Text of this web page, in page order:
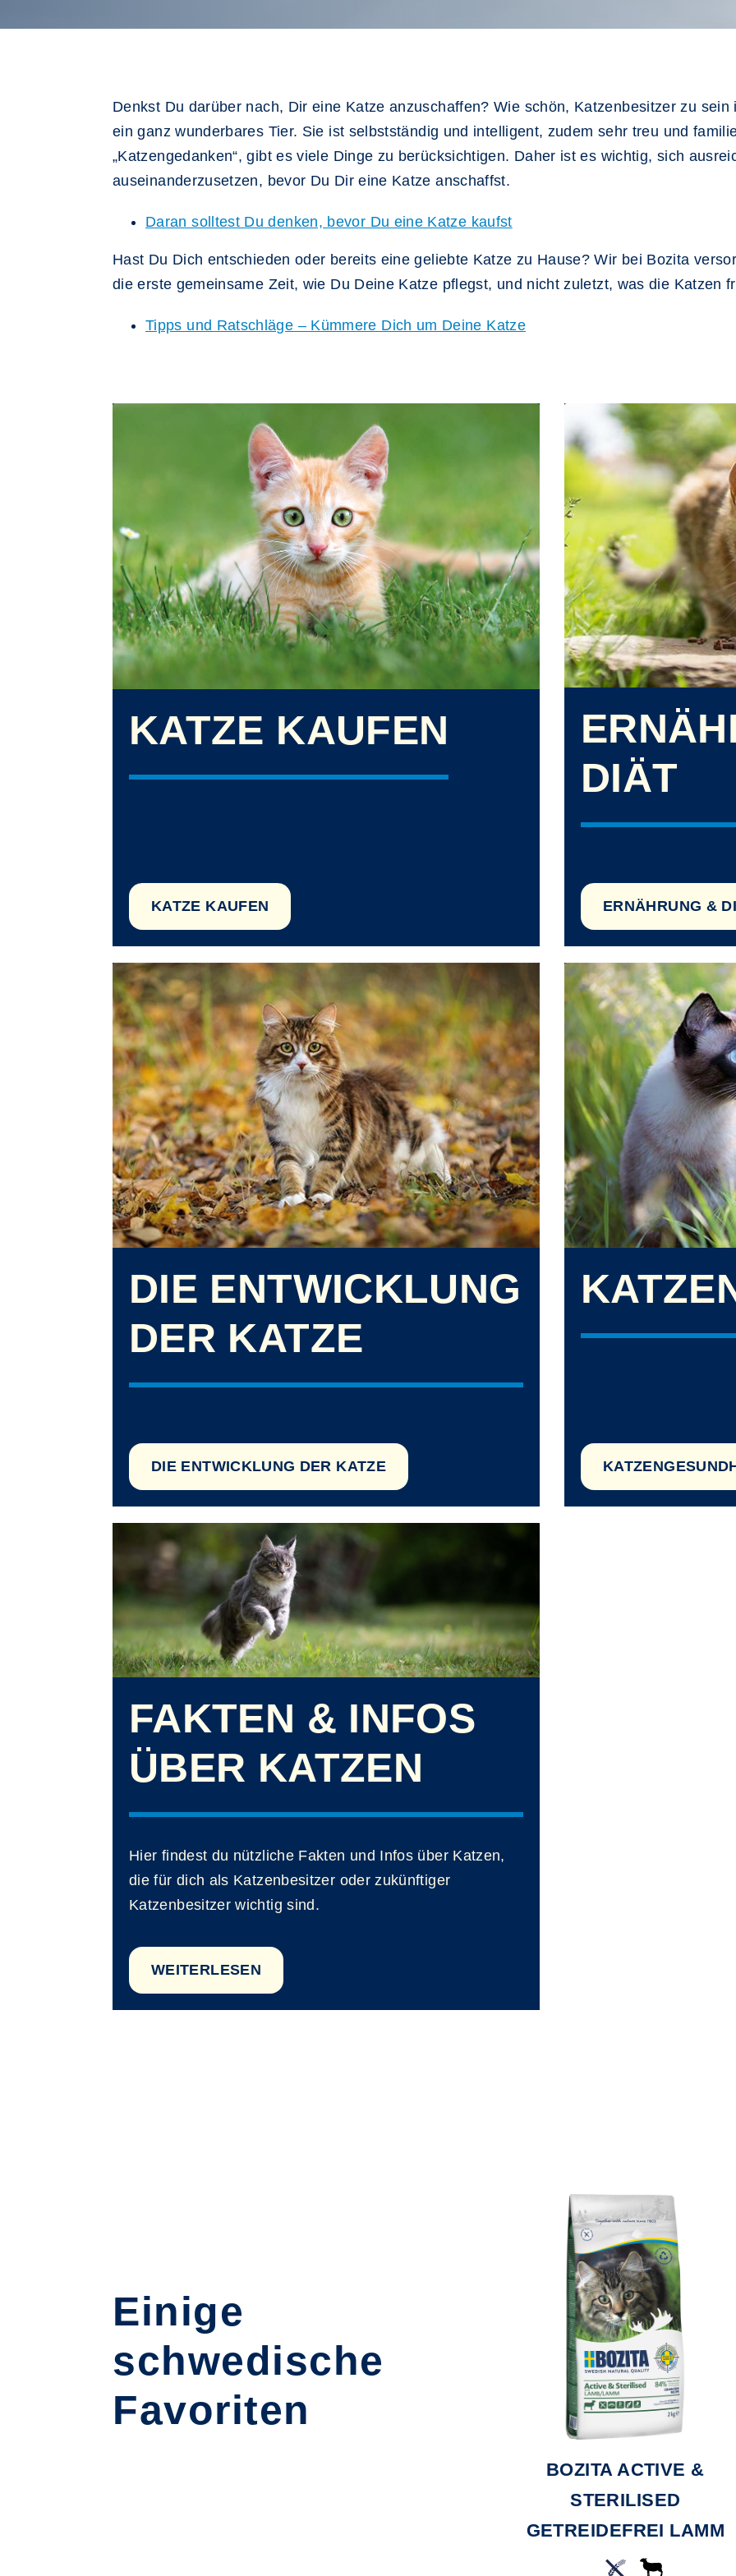
Denkst Du darüber nach, Dir eine Katze anzuschaffen? Wie schön, Katzenbesitzer zu
ein ganz wunderbares Tier. Sie ist selbstständig und intelligent, zudem sehr treu und
„Katzengedanken“, gibt es viele Dinge zu berücksichtigen. Daher ist es wichtig, sich
auseinanderzusetzen, bevor Du Dir eine Katze anschaffst.
Daran solltest Du denken, bevor Du eine Katze kaufst
Hast Du Dich entschieden oder bereits eine geliebte Katze zu Hause? Wir bei Bozita
die erste gemeinsame Zeit, wie Du Deine Katze pflegst, und nicht zuletzt, was die Katzen
Tipps und Ratschläge – Kümmere Dich um Deine Katze
KATZE KAUFEN
KATZE KAUFEN
DIÄT
ERNÄHRUNG &
DIE ENTWICKLUNG
DER KATZE
DIE ENTWICKLUNG DER KATZE
FAKTEN & INFOS
ÜBER KATZEN
Hier findest du nützliche Fakten und Infos über Katzen,
die für dich als Katzenbesitzer oder zukünftiger
Katzenbesitzer wichtig sind.
WEITERLESEN
Einige
schwedische
Favoriten
BOZITA ACTIVE &
STERILISED
GETREIDEFREI LAMM